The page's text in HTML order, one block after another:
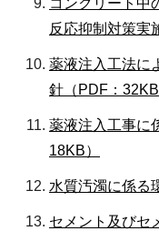
コンクリート中
反応抑制対策実
薬液注入工法に
針（PDF：32KB
薬液注入工事に
18KB）
水質汚濁に係る
セメント及びセ